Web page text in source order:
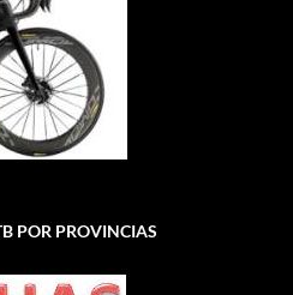
POR PROVINCIAS